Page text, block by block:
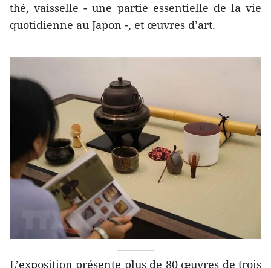
thé, vaisselle - une partie essentielle de la vie
quotidienne au Japon -, et œuvres d’art.
L’exposition présente plus de 80 œuvres de trois